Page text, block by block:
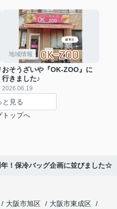
地域情報
おそうざいや『OK-ZOO』に
行きました♪
2026.06.19
と見る
トップへ
！保冷バッグ企画に並びました☆
大阪市旭区
大阪市東成区